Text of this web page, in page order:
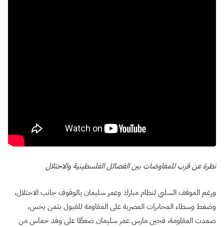
نظرة عن قرب للمفاوضات بين الفصائل الفلسطينية والاحتلال
ورغم الموقف السلبي لنظام مبارك وعمر سليمان بالوقوف جانب الاحتلال،
وضغط وسطاء المخابرات المصرية على المقاومة للقبول بثمن بخس،
صمدت المقاومة، فحين مارس عمر سليمان ضغطًا على وفد حماس من